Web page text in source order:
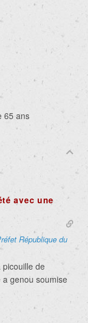
65 ans
avec une
République du
picouille de
genou soumise